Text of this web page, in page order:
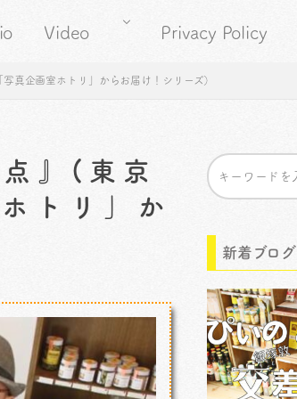
Video Privacy Policy
真企画室ホトリ」からお届け！シリーズ）
』(東京
トリ」か
新着ブログ